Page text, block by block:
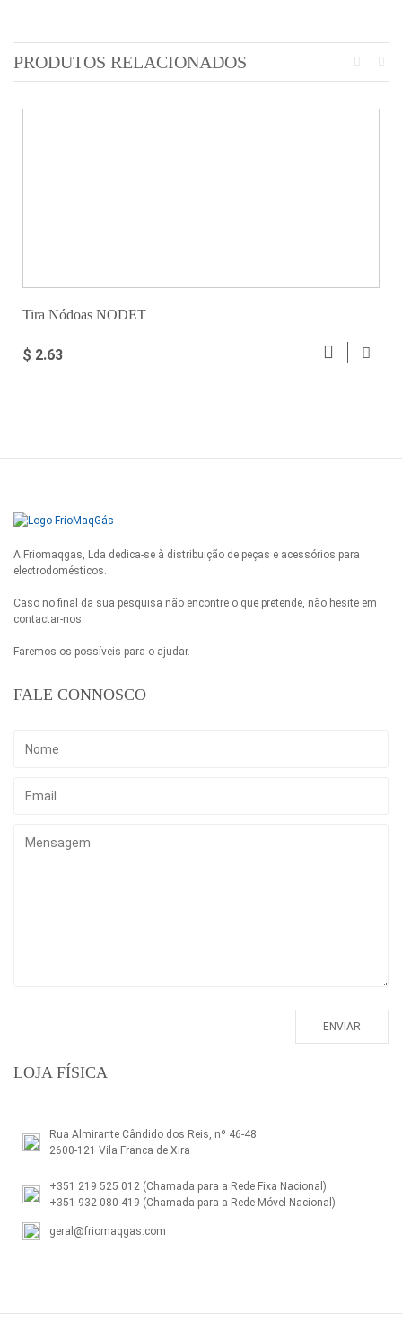
PRODUTOS RELACIONADOS
Tira Nódoas NODET
$ 2.63
A Friomaqgas, Lda dedica-se à distribuição de peças e acessórios para
electrodomésticos.
Caso no final da sua pesquisa não encontre o que pretende, não hesite em
contactar-nos.
Faremos os possíveis para o ajudar.
FALE CONNOSCO
LOJA FÍSICA
Rua Almirante Cândido dos Reis, nº 46-48
2600-121 Vila Franca de Xira
+351 219 525 012 (Chamada para a Rede Fixa Nacional)
+351 932 080 419 (Chamada para a Rede Móvel Nacional)
geral@friomaqgas.com